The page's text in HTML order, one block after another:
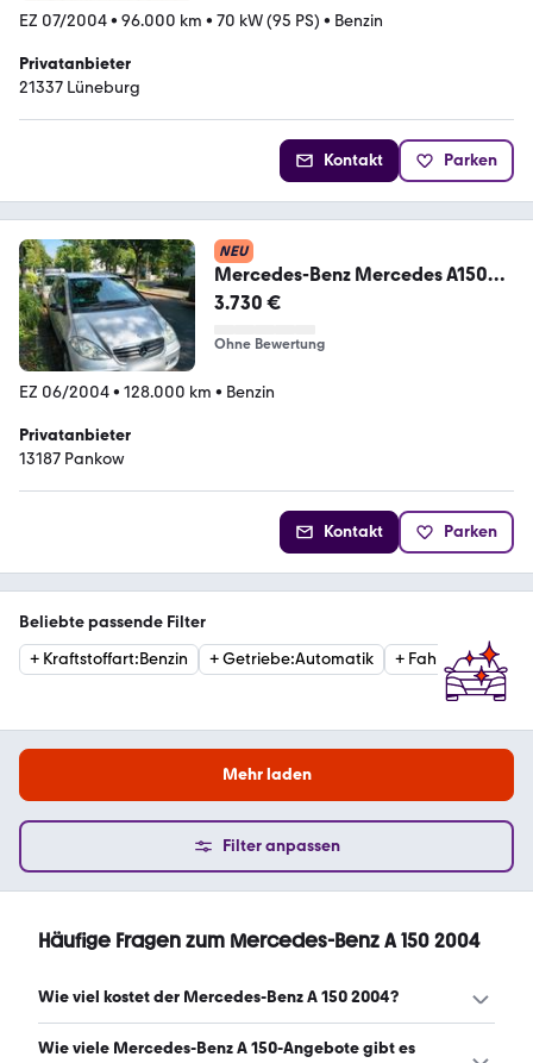
EZ 07/2004• 96.000 km • 70 kW (95 PS) • Benzin
Privatanbieter
21337 Lüneburg
Kontakt Parken
NEU
Mercedes-Benz Mercedes A150
fahrbereit
3.730 €
Ohne Bewertung
EZ 06/2004• 128.000 km • Benzin
Privatanbieter
13187 Pankow
Kontakt Parken
Beliebte passende Filter
+ Kraftstoffart:Benzin +Getriebe:Automatik +
Mehr laden
Filter anpassen
Häufige Fragen zum Mercedes-Benz A 150 2004
Wie viel kostet der Mercedes-Benz A 150 2004?
Ein guter Preis für einen Mercedes-Benz A 150 2004 liegt
Wie viele Mercedes-Benz A 150-Angebote gibt es